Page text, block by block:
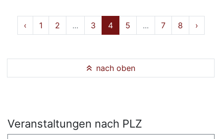
‹ 1 2 ... 3 4 5 ... 7 8 ›
nach oben
Veranstaltungen nach PLZ